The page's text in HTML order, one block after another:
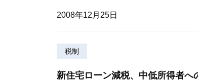
2008年12月25日
税制
新住宅ローン減税、中低所得者へ